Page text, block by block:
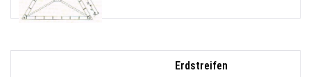
Erdstreifen